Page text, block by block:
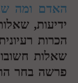
האדם ומה
ידיעות,
הכרות
שאלות
פרשה בחר